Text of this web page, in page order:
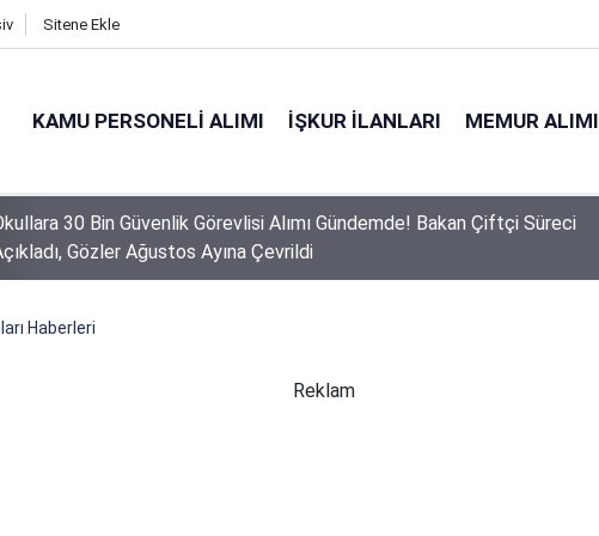
Sitene Ekle
KAMU PERSONELI ALIMI İŞKUR İLANLARI MEMUR ALIMI
Gözler Ağustos Ayına Çevrildi
600 Personel Alımında Başvuru Süresi Doluyor: Son Gün Yarın
Haberleri
Reklam